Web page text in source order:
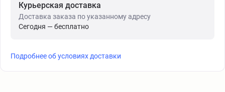
Курьерская доставка
Доставка заказа по указанному адресу
Сегодня — бесплатно
Подробнее об условиях доставки